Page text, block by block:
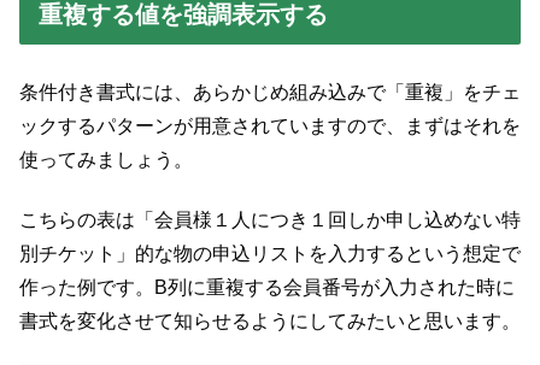
重複する値を強調表示する
条件付き書式には、あらかじめ組み込みで「重複」をチェ
ックするパターンが用意されていますので、まずはそれを
使ってみましょう。
こちらの表は「会員様１人につき１回しか申し込めない特
別チケット」的な物の申込リストを入力するという想定で
作った例です。B列に重複する会員番号が入力された時に
書式を変化させて知らせるようにしてみたいと思います。